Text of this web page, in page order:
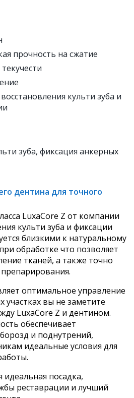
прочность на сжатие
культи зуба и
зуба, фиксация анкерных
дентина для точного
LuxaCore Z от компании
культи зуба и фиксации
близкими к натуральному
обработке что позволяет
тканей, а также точно
оптимальное управление
вы не заметите
LuxaCore Z и дентином.
обеспечивает
борозд и поднутрений,
идеальные условия для
идеальная посадка,
реставрации и лучший